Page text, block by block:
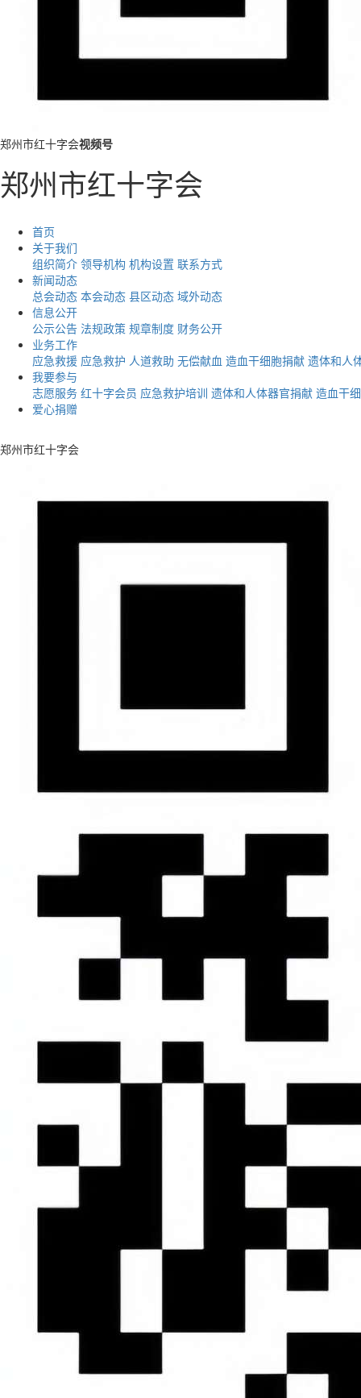
郑州市红十字会视频号
郑州市红十字会
首页
关于我们
组织简介 领导机构 机构设置 联系方式
新闻动态
总会动态 本会动态 县区动态 域外动态
信息公开
公示公告 法规政策 规章制度 财务公开
业务工作
应急救援 应急救护 人道救助 无偿献血 造血干细胞捐献 遗体和人
我要参与
志愿服务 红十字会员 应急救护培训 遗体和人体器官捐献 造血干
爱心捐赠
郑州市红十字会